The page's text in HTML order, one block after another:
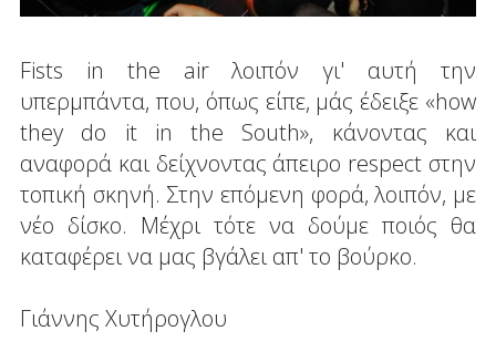
Fists in the air λοιπόν γι' αυτή την
υπερμπάντα, που, όπως είπε, μάς έδειξε «how
they do it in the South», κάνοντας και
αναφορά και δείχνοντας άπειρο respect στην
τοπική σκηνή. Στην επόμενη φορά, λοιπόν, με
νέο δίσκο. Μέχρι τότε να δούμε ποιός θα
καταφέρει να μας βγάλει απ' το βούρκο.
Γιάννης Χυτήρογλου